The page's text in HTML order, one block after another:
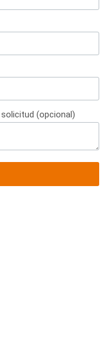
(opcional)